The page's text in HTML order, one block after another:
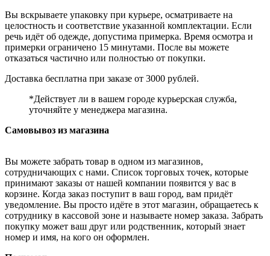
Вы вскрываете упаковку при курьере, осматриваете на
целостность и соответствие указанной комплектации. Если
речь идёт об одежде, допустима примерка. Время осмотра и
примерки ограничено 15 минутами. После вы можете
отказаться частично или полностью от покупки.
Доставка бесплатна при заказе от 3000 рублей.
*Действует ли в вашем городе курьерская служба,
уточняйте у менеджера магазина.
Самовывоз из магазина
Вы можете забрать товар в одном из магазинов,
сотрудничающих с нами. Список торговых точек, которые
принимают заказы от нашей компании появится у вас в
корзине. Когда заказ поступит в ваш город, вам придёт
уведомление. Вы просто идёте в этот магазин, обращаетесь к
сотруднику в кассовой зоне и называете номер заказа. Забрать
покупку может ваш друг или родственник, который знает
номер и имя, на кого он оформлен.